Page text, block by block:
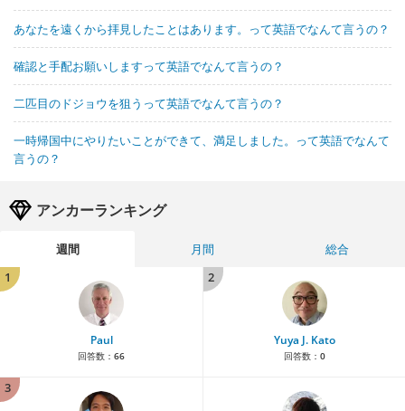
あなたを遠くから拝見したことはあります。って英語でなんて言うの？
確認と手配お願いしますって英語でなんて言うの？
二匹目のドジョウを狙うって英語でなんて言うの？
一時帰国中にやりたいことができて、満足しました。って英語でなんて
言うの？
アンカーランキング
週間 月間
総合
1
Paul
回答数： 66
2
Yuya J. Kato
回答数： 0
3